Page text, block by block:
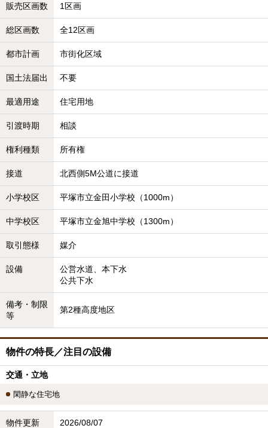
販売区画数 1区画
総区画数 全12区画
都市計画 市街化区域
国土法届出 不要
最適用途 住宅用地
引渡時期 相談
権利種類 所有権
接道 北西側5M公道に接道
小学校区 平塚市立金田小学校（1000m）
中学校区 平塚市立金旭中学校（1300m）
取引態様 媒介
設備
公営水道、本下水
公共下水
備考・制限
等
第2種高度地区
物件の特長／注目の設備
交通・立地
閑静な住宅地
物件更新 2026/08/07